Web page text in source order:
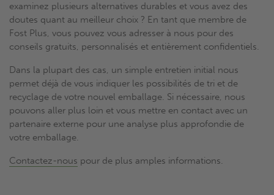
examinez plusieurs alternatives durables et vous avez des
doutes quant au meilleur choix ? En tant que membre de
Fost Plus, vous pouvez vous adresser à nous pour des
conseils gratuits, personnalisés et entièrement confidentiels.
Dans la plupart des cas, un simple entretien initial nous
permet déjà de vous indiquer les possibilités de tri et de
recyclage de votre nouvel emballage. Si nécessaire, nous
pouvons aller plus loin et vous mettre en contact avec un
partenaire externe pour une analyse plus approfondie de
votre emballage.
Contactez-nous pour de plus amples informations.